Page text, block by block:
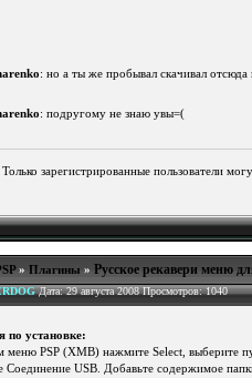
: но а ты же пробывал скачивал
: подругому не знаю увы=(
нереально а подругому никак
: http://www.psphacks.info/proshivka/
качаю неоф прошивку а оно говорит
: та да ятож прошил на не оф чтобы
Только зарегистрированные пользователи
» Плагины » Русское рекавери меню
Дата: 29 августа 2008 Просмотров: 1040
по установке:
меню PSP (XMB) нажмите Select, выберите
Соединение USB. Добавьте содержимое